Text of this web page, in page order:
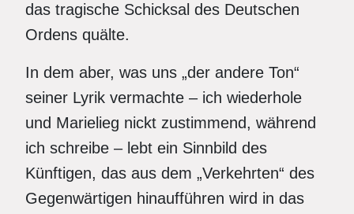
das tragische Schicksal des Deutschen
Ordens quälte.
In dem aber, was uns „der andere Ton“
seiner Lyrik vermachte – ich wiederhole
und Marielieg nickt zustimmend, während
ich schreibe – lebt ein Sinnbild des
Künftigen, das aus dem „Verkehrten“ des
Gegenwärtigen hinaufführen wird in das